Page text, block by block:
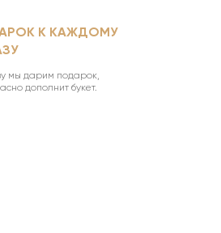
К КАЖДОМУ
мы дарим подарок,
дополнит букет.